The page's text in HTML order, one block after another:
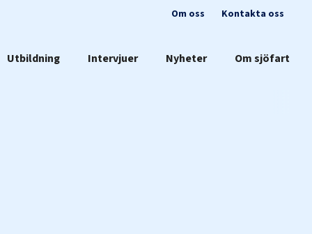
Om oss Kontakta oss
Utbildning Intervjuer Nyheter Om sjöfart